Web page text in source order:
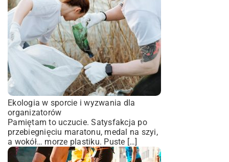
Ekologia w sporcie i wyzwania dla
organizatorów
Pamiętam to uczucie. Satysfakcja po
przebiegnięciu maratonu, medal na szyi,
a wokół… morze plastiku. Puste […]